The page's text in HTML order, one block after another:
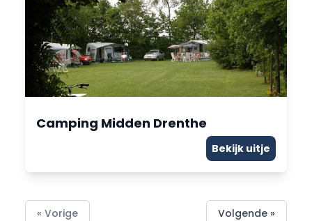
Camping Midden Drenthe
Bekijk uitje
« Vorige Volgende »